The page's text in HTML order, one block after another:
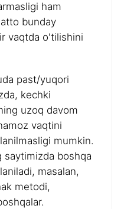
ham
bunday
vaqtda o'tilishini
past/yuqori
kechki
uzoq davom
vaqtini
mumkin.
saytimizda boshqa
masalan,
metodi,